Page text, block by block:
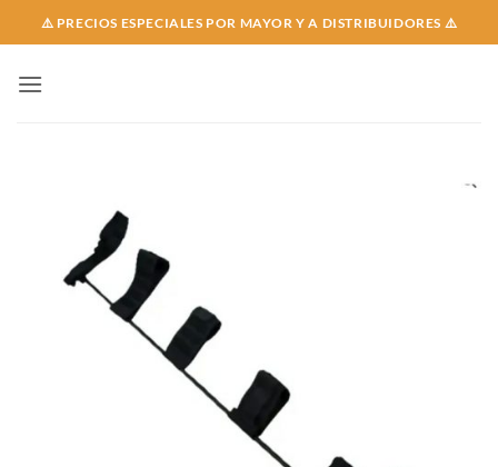
to
⚠️ PRECIOS ESPECIALES POR MAYOR Y A DISTRIBUIDORES ⚠️